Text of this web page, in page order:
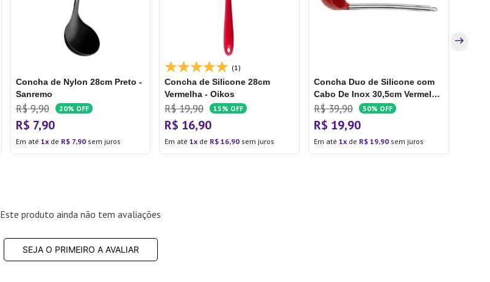
Concha de Nylon 28cm Preto -
Sanremo
R$ 9,90 20% OFF
R$ 7,90
Em até 1 de R$ 7,90sem juros
(1)
Concha de Silicone 28cm
Vermelha - Oikos
R$ 19,90 15% OFF
R$ 16,90
Em até1 de R$ 16,90 sem juros
Concha Duo de Silicone com
Cabo De Inox 30,5cm Vermelha
- Brinox
R$ 39,90 50% OFF
R$ 19,90
Em até1 de R$ 19,90 sem juros
Este produto ainda não tem avaliações
SEJA O PRIMEIRO A AVALIAR